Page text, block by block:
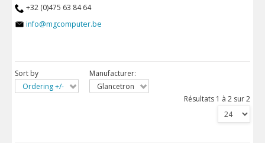
+32 (0)475 63 84 64
info@mgcomputer.be
Sort by
Ordering +/-
Manufacturer:
Glancetron
Résultats 1 à 2 sur 2